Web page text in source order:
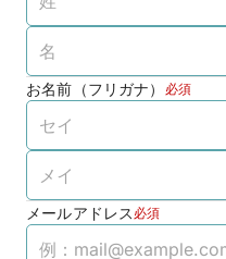
お名前（フリガナ） 必須
メールアドレス 必須